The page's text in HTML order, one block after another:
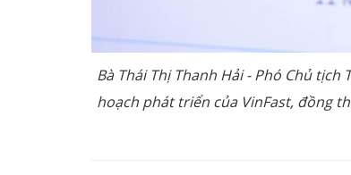
Bà Thái Thị Thanh Hải - Phó Chủ
hoạch phát triển của VinFast, đồng